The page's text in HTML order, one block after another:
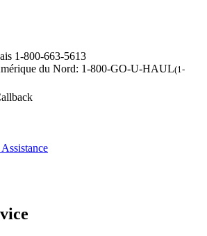
1-800-663-5613
du Nord: 1-800-GO-U-HAUL(1-